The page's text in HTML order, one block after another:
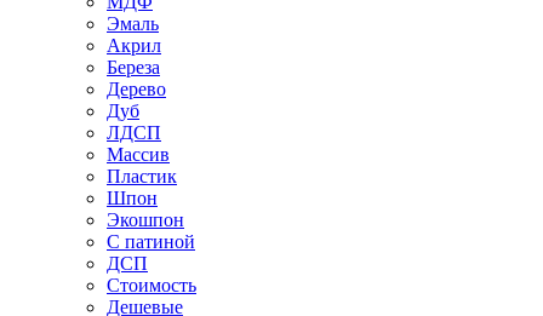
Эмаль
Акрил
Береза
Дерево
Дуб
ЛДСП
Массив
Пластик
Шпон
Экошпон
С патиной
ДСП
Стоимость
Дешевые